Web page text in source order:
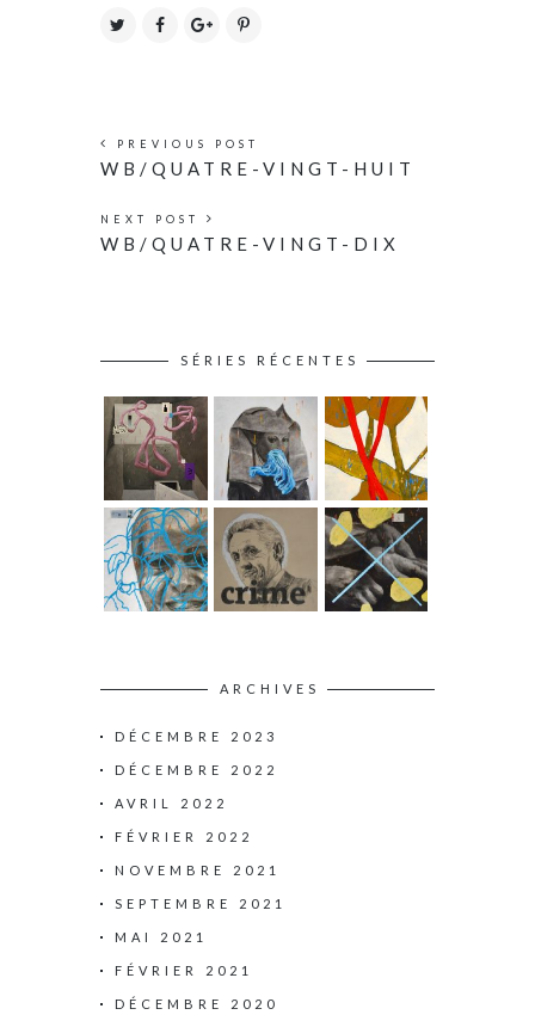
PREVIOUS POST
WB/QUATRE-VINGT-HUIT
NEXT POST
WB/QUATRE-VINGT-DIX
SÉRIES RÉCENTES
ARCHIVES
DÉCEMBRE 2023
DÉCEMBRE 2022
AVRIL 2022
FÉVRIER 2022
NOVEMBRE 2021
SEPTEMBRE 2021
MAI 2021
FÉVRIER 2021
DÉCEMBRE 2020